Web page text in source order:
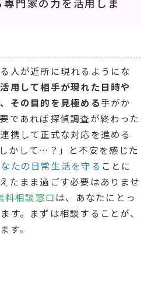
人が近所に現れるようにな
用して相手が現れた日時や
その目的を見極める手がか
であれば探偵調査が終わった
携して正式な対応を進める
かして…？」と不安を感じた
たの日常生活を守る ことに
たまま過ごす必要はありませ
料相談窓口は、あなたにとっ
す。まずは相談することが、
す。